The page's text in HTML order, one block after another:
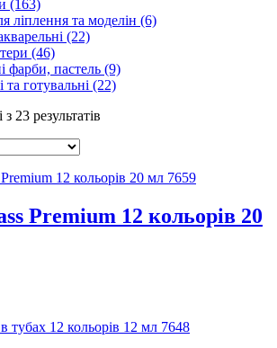
(163)
ліплення та моделін (6)
(22)
(46)
фарби, пастель (9)
та готувальні (22)
23 результатів
Premium 12 кольорів 20